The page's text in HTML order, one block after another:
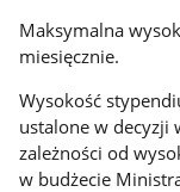
Maksymalna
miesięcznie.
Wysokość
ustalone w decyzji
zależności od
w budżecie